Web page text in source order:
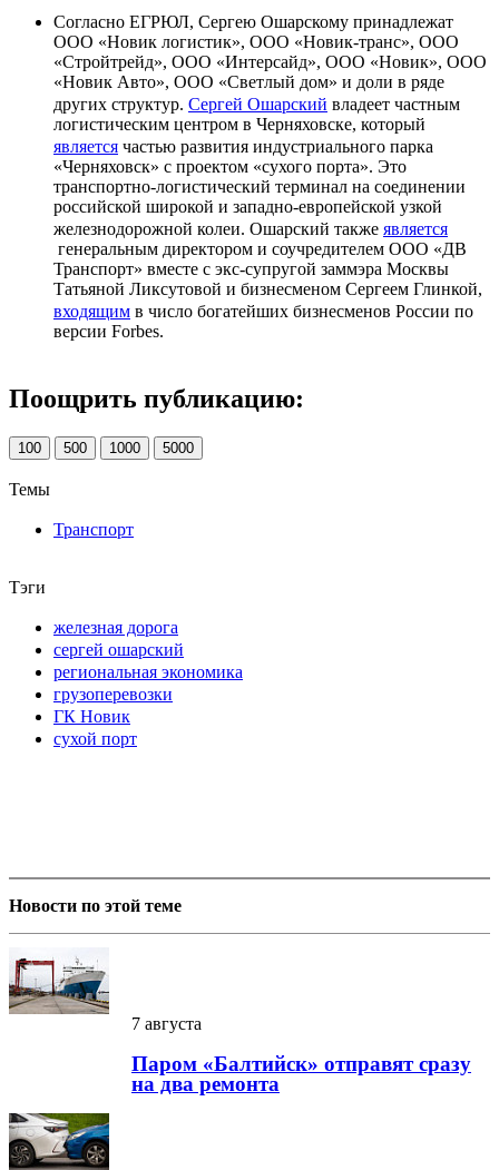
Согласно ЕГРЮЛ, Сергею Ошарскому принадлежат
ООО «Новик логистик», ООО «Новик-транс», ООО
«Стройтрейд», ООО «Интерсайд», ООО «Новик», ООО
«Новик Авто», ООО «Светлый дом» и доли в ряде
других структур. Сергей Ошарский владеет частным
логистическим центром в Черняховске, который
является частью развития индустриального парка
«Черняховск» с проектом «сухого порта». Это
транспортно-логистический терминал на соединении
российской широкой и западно-европейской узкой
железнодорожной колеи. Ошарский также является
генеральным директором и соучредителем ООО «ДВ
Транспорт» вместе с экс-супругой заммэра Москвы
Татьяной Ликсутовой и бизнесменом Сергеем Глинкой,
входящим в число богатейших бизнесменов России по
версии Forbes.
Поощрить публикацию:
100 500 1000 5000
Темы
Транспорт
Тэги
железная дорога
сергей ошарский
региональная экономика
грузоперевозки
ГК Новик
сухой порт
Новости по этой теме
7 августа
Паром «Балтийск» отправят сразу
на два ремонта